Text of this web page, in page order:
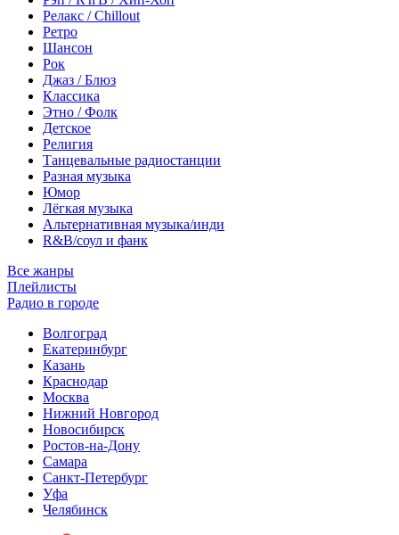
Релакс / Chillout
Ретро
Шансон
Рок
Джаз / Блюз
Классика
Этно / Фолк
Детское
Религия
Танцевальные радиостанции
Разная музыка
Юмор
Лёгкая музыка
Альтернативная музыка/инди
R&B/cоул и фанк
Все жанры
Плейлисты
Радио в городе
Волгоград
Екатеринбург
Казань
Краснодар
Москва
Нижний Новгород
Новосибирск
Ростов-на-Дону
Самара
Санкт-Петербург
Уфа
Челябинск